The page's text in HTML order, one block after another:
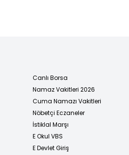
Canlı Borsa
Namaz Vakitleri 2026
Cuma Namazı Vakitleri
Nöbetçi Eczaneler
İstiklal Marşı
E Okul VBS
E Devlet Giriş